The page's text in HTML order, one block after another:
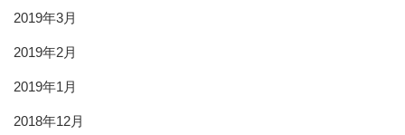
2019年3月
2019年2月
2019年1月
2018年12月